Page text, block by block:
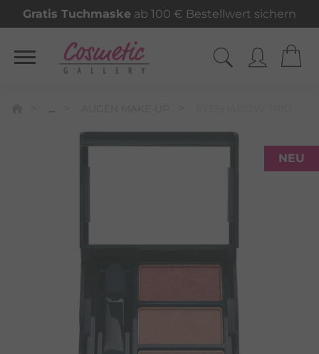
Gratis Tuchmaske ab 100 € Bestellwert sichern
...
NEU